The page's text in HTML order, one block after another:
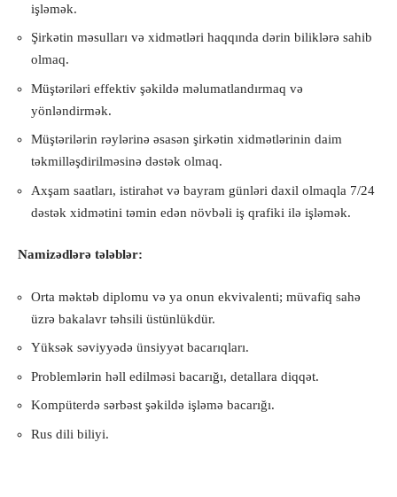
işləmək.
Şirkətin məsulları və xidmətləri haqqında dərin biliklərə sahib
olmaq.
Müştəriləri effektiv şəkildə məlumatlandırmaq və
yönləndirmək.
Müştərilərin rəylərinə əsasən şirkətin xidmətlərinin daim
təkmilləşdirilməsinə dəstək olmaq.
Axşam saatları, istirahət və bayram günləri daxil olmaqla 7/24
dəstək xidmətini təmin edən növbəli iş qrafiki ilə işləmək.
Namizədlərə tələblər:
Orta məktəb diplomu və ya onun ekvivalenti; müvafiq sahə
üzrə bakalavr təhsili üstünlükdür.
Yüksək səviyyədə ünsiyyət bacarıqları.
Problemlərin həll edilməsi bacarığı, detallara diqqət.
Kompüterdə sərbəst şəkildə işləmə bacarığı.
Rus dili biliyi.